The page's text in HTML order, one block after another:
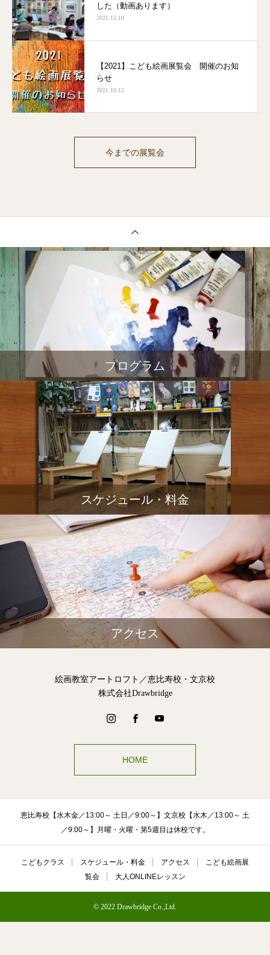
した（動画あります）
2021.12.10
【2021】こども絵画展覧会 開催のお知
らせ
2021.10.12
今までの展覧会
プログラム
スケジュール・料金
アクセス
絵画教室アートロフト／恵比寿校・文京校
株式会社Drawbridge
HOME
恵比寿校【水木金／13:00～ 土日／9:00～】文京校【水木／13:00～ 土
／9:00～】月曜・火曜・第5週目は休校です。
こどもクラス スケジュール・料金 アクセス
こども絵画展
覧会
大人ONLINEレッスン
© 2022 Drawbridge Co.,Ltd.